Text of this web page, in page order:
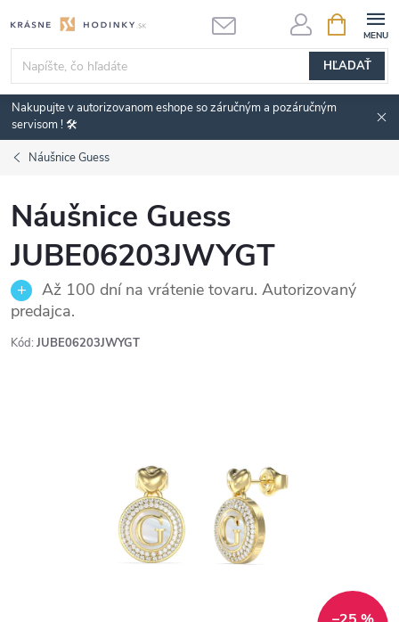
na
obsah
HĽADAŤ
KOŠÍK
Nakupujte v autorizovanom eshope so záručným a pozáručným
servisom ! 🛠️
Náušnice Guess
Náušnice Guess
JUBE06203JWYGT
Až 100 dní na vrátenie tovaru. Autorizovaný
predajca.
Kód: JUBE06203JWYGT